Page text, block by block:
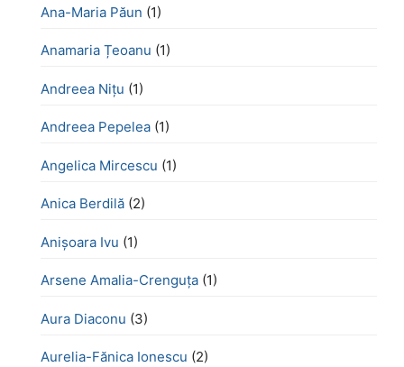
Ana-Maria Păun (1)
Anamaria Țeoanu (1)
Andreea Nițu (1)
Andreea Pepelea (1)
Angelica Mircescu (1)
Anica Berdilă (2)
Anișoara Ivu (1)
Arsene Amalia-Crenguța (1)
Aura Diaconu (3)
Aurelia-Fănica Ionescu (2)